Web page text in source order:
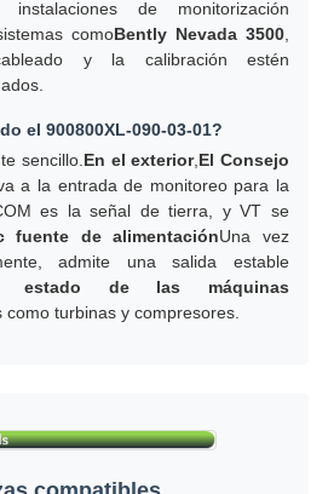
de monitorización
comoBently Nevada 3500
y la calibración estén
el 900800XL-090-03-01?
sencillo. En el exterior, El Consejo
a la entrada de monitoreo para la
es la señal de tierra, y VT se
fuente de alimentaciónUna vez
admite una salida estable
estado de las máquinas
como turbinas y compresores.